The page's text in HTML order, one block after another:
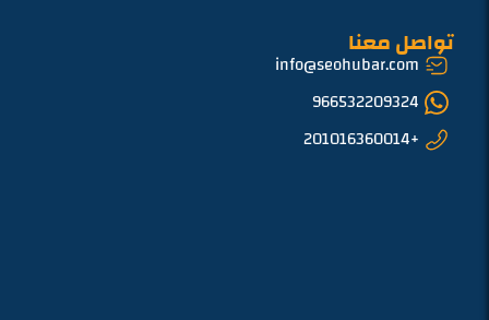
تواصل معنا
info@seohubar.com
966532209324
+201016360014